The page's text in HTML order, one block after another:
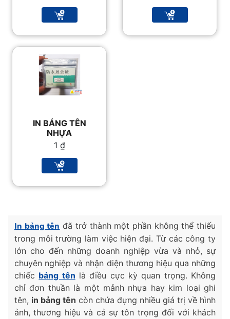
IN BẢNG TÊN
NHỰA
1 ₫
In bảng tên đã trở thành một phần không thể thiếu
trong môi trường làm việc hiện đại. Từ các công ty
lớn cho đến những doanh nghiệp vừa và nhỏ, sự
chuyên nghiệp và nhận diện thương hiệu qua những
chiếc bảng tên là điều cực kỳ quan trọng. Không
chỉ đơn thuần là một mảnh nhựa hay kim loại ghi
tên, in bảng tên còn chứa đựng nhiều giá trị về hình
ảnh, thương hiệu và cả sự tôn trọng đối với khách